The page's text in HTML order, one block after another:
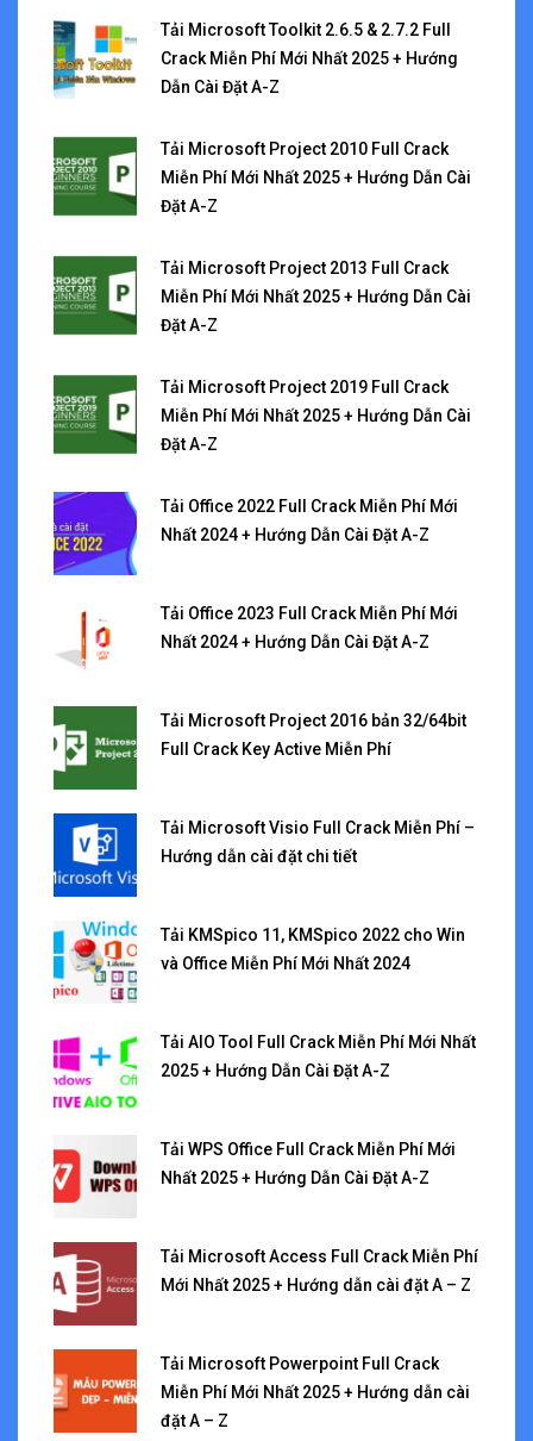
Tải Microsoft Toolkit 2.6.5 & 2.7.2 Full
Crack Miễn Phí Mới Nhất 2025 + Hướng
Dẫn Cài Đặt A-Z
Tải Microsoft Project 2010 Full Crack
Miễn Phí Mới Nhất 2025 + Hướng Dẫn Cài
Đặt A-Z
Tải Microsoft Project 2013 Full Crack
Miễn Phí Mới Nhất 2025 + Hướng Dẫn Cài
Đặt A-Z
Tải Microsoft Project 2019 Full Crack
Miễn Phí Mới Nhất 2025 + Hướng Dẫn Cài
Đặt A-Z
Tải Office 2022 Full Crack Miễn Phí Mới
Nhất 2024 + Hướng Dẫn Cài Đặt A-Z
Tải Office 2023 Full Crack Miễn Phí Mới
Nhất 2024 + Hướng Dẫn Cài Đặt A-Z
Tải Microsoft Project 2016 bản 32/64bit
Full Crack Key Active Miễn Phí
Tải Microsoft Visio Full Crack Miễn Phí –
Hướng dẫn cài đặt chi tiết
Tải KMSpico 11, KMSpico 2022 cho Win
và Office Miễn Phí Mới Nhất 2024
Tải AIO Tool Full Crack Miễn Phí Mới Nhất
2025 + Hướng Dẫn Cài Đặt A-Z
Tải WPS Office Full Crack Miễn Phí Mới
Nhất 2025 + Hướng Dẫn Cài Đặt A-Z
Tải Microsoft Access Full Crack Miễn Phí
Mới Nhất 2025 + Hướng dẫn cài đặt A – Z
Tải Microsoft Powerpoint Full Crack
Miễn Phí Mới Nhất 2025 + Hướng dẫn cài
đặt A – Z